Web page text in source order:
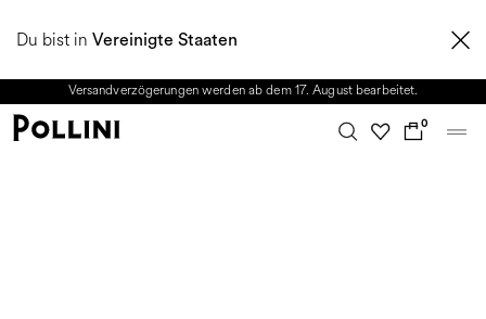
Du bist in Vereinigte Staaten
2026 KOLLEKTION. Vom 8. bis 16. August ist unser Kundenservice nicht
Versandverzögerungen werden ab dem 17. August bearbeitet.
0